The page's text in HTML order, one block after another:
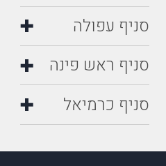
סניף עפולה
סניף ראש פינה
סניף כרמיאל